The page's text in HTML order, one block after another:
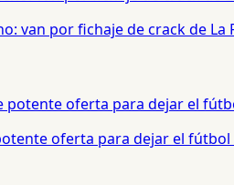
van por fichaje de crack de La
oferta para dejar el fútbol